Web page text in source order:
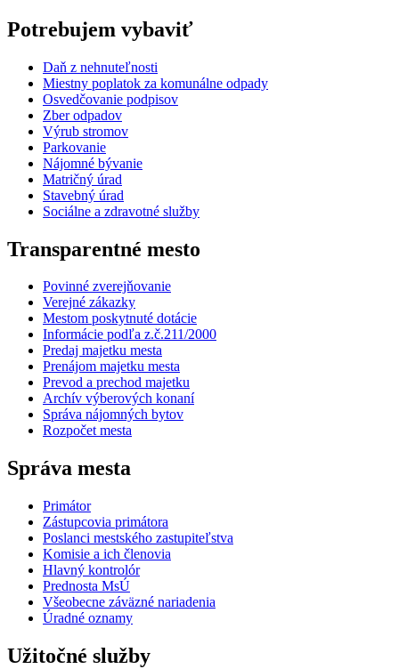
Potrebujem vybaviť
Daň z nehnuteľnosti
Miestny poplatok za komunálne odpady
Osvedčovanie podpisov
Zber odpadov
Výrub stromov
Parkovanie
Nájomné bývanie
Matričný úrad
Stavebný úrad
Sociálne a zdravotné služby
Transparentné mesto
Povinné zverejňovanie
Verejné zákazky
Mestom poskytnuté dotácie
Informácie podľa z.č.211/2000
Predaj majetku mesta
Prenájom majetku mesta
Prevod a prechod majetku
Archív výberových konaní
Správa nájomných bytov
Rozpočet mesta
Správa mesta
Primátor
Zástupcovia primátora
Poslanci mestského zastupiteľstva
Komisie a ich členovia
Hlavný kontrolór
Prednosta MsÚ
Všeobecne záväzné nariadenia
Úradné oznamy
Užitočné služby